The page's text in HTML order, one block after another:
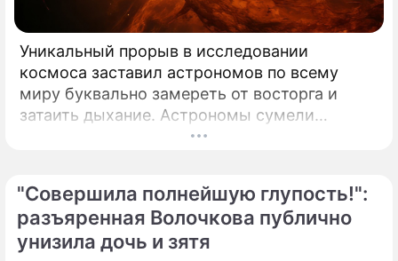
Уникальный прорыв в исследовании
космоса заставил астрономов по всему
миру буквально замереть от восторга и
затаить дыхание. Астрономы сумели
совершить невозможное и заглянуть в
"Совершила полнейшую глупость!":
разъяренная Волочкова публично
унизила дочь и зятя